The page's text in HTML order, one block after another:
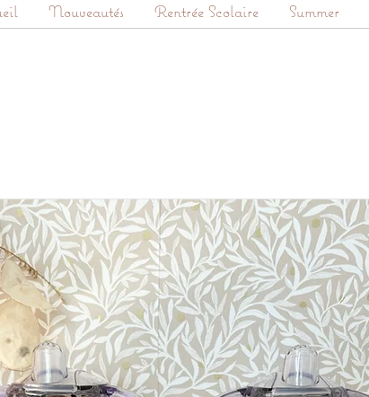
Nouveautés Rentrée Scolaire Summer